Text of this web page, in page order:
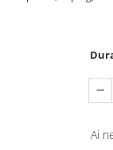
Editura Cartemma
Editura Frontiera
Ai